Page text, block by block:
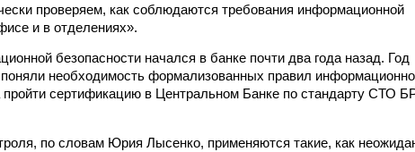
проверяем, как соблюдаются требования информационной
и в отделениях».
безопасности начался в банке почти два года назад. Год
необходимость формализованных правил
сертификацию в Центральном Банке по стандарту СТО
по словам Юрия Лысенко, применяются такие, как